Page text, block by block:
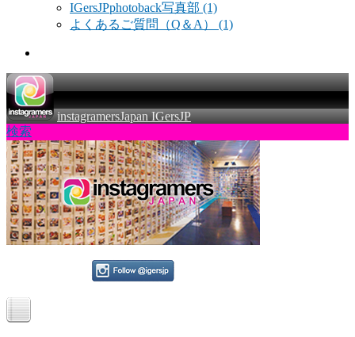
IGersJPphotoback写真部 (1)
よくあるご質問（Q＆A） (1)
instagramersJapan IGersJP
検索